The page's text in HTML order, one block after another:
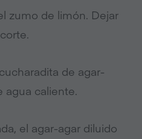
zumo de limón. Dejar
de agar-
agua caliente.
el agar-agar diluido